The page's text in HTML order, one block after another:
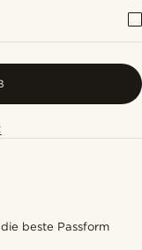
beste Passform